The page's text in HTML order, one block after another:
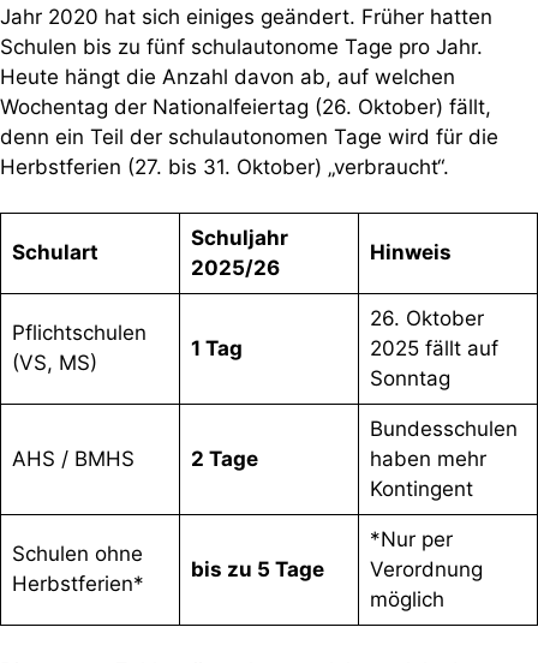
Jahr 2020 hat sich einiges geändert. Früher hatten
Schulen bis zu fünf schulautonome Tage pro Jahr.
Heute hängt die Anzahl davon ab, auf welchen
Wochentag der Nationalfeiertag (26. Oktober) fällt,
denn ein Teil der schulautonomen Tage wird für die
Herbstferien (27. bis 31. Oktober) „verbraucht“.
Schulart
Schuljahr
2025/26
Hinweis
Pflichtschulen
(VS, MS)
1 Tag
26. Oktober
2025 fällt auf
Sonntag
AHS / BMHS 2 Tage
Bundesschulen
haben mehr
Kontingent
Schulen ohne
Herbstferien*
bis zu 5 Tage
*Nur per
Verordnung
möglich